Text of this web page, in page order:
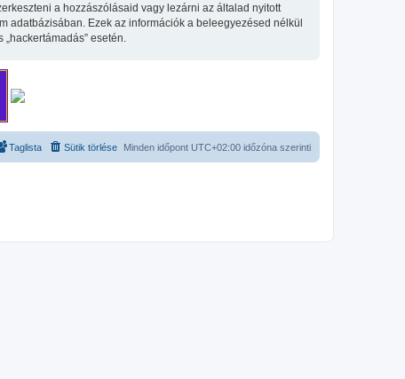
a hozzászólásaid vagy lezárni az általad nyitott
adatbázisában. Ezek az információk a beleegyezésed nélkül
esetén.
Minden időpont UTC+02:00 időzóna szerinti
Sütik törlése
Taglista